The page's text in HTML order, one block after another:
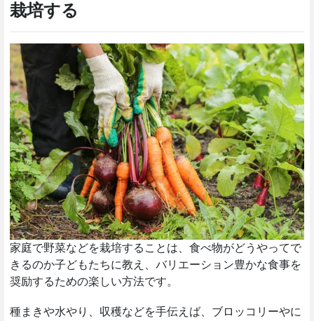
栽培する
家庭で野菜などを栽培することは、食べ物がどうやってで
きるのか子どもたちに教え、バリエーション豊かな食事を
奨励するための楽しい方法です。
種まきや水やり、収穫などを手伝えば、ブロッコリーやに